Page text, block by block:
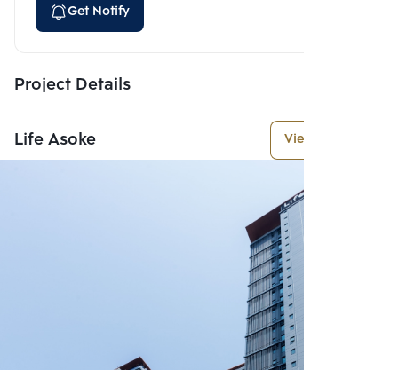
Get Notify
Project Details
Life Asoke View More